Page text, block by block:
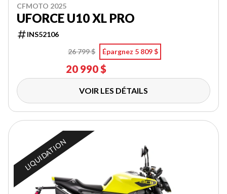
CFMOTO 2025
UFORCE U10 XL PRO
INS52106
26 799 $
Épargnez 5 809 $
20 990 $
VOIR LES DÉTAILS
LIQUIDATION